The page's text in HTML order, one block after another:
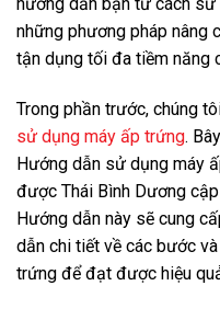
những phương pháp nâng
tận dụng tối đa tiềm năng
Trong phần trước, chúng
sử dụng máy ấp trứng.
Hướng dẫn sử dụng máy
được Thái Bình Dương
Hướng dẫn này sẽ cung
dẫn chi tiết về các bước
trứng để đạt được hiệu